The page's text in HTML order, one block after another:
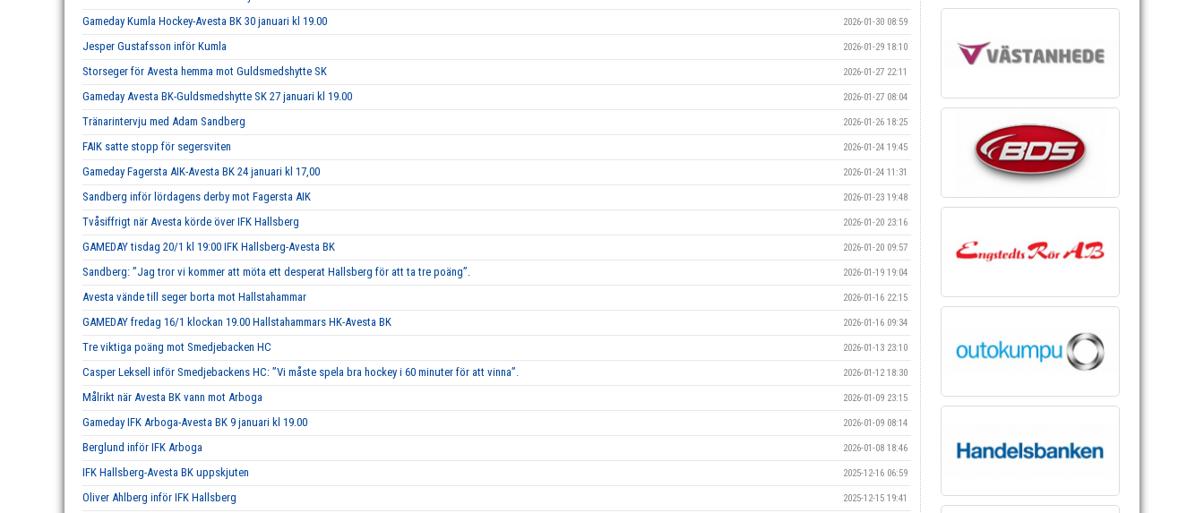
Gameday Kumla Hockey-Avesta BK 30 januari kl 19.00 2026-01-30 08:59
Jesper Gustafsson inför Kumla 2026-01-29 18:10
Storseger för Avesta hemma mot Guldsmedshytte SK 2026-01-27 22:11
Gameday Avesta BK-Guldsmedshytte SK 27 januari kl 19.00 2026-01-27 08:04
Tränarintervju med Adam Sandberg 2026-01-26 18:25
FAIK satte stopp för segersviten 2026-01-24 19:45
Gameday Fagersta AIK-Avesta BK 24 januari kl 17,00 2026-01-24 11:31
Sandberg inför lördagens derby mot Fagersta AIK 2026-01-23 19:48
Tvåsiffrigt när Avesta körde över IFK Hallsberg 2026-01-20 23:16
GAMEDAY tisdag 20/1 kl 19:00 IFK Hallsberg-Avesta BK 2026-01-20 09:57
Sandberg: ”Jag tror vi kommer att möta ett desperat Hallsberg för att ta tre poäng”. 2026-01-19 19:04
Avesta vände till seger borta mot Hallstahammar 2026-01-16 22:15
GAMEDAY fredag 16/1 klockan 19.00 Hallstahammars HK-Avesta BK 2026-01-16 09:34
Tre viktiga poäng mot Smedjebacken HC 2026-01-13 23:10
Casper Leksell inför Smedjebackens HC: ”Vi måste spela bra hockey i 60 minuter för att vinna”. 2026-01-12 18:30
Målrikt när Avesta BK vann mot Arboga 2026-01-09 23:15
Gameday IFK Arboga-Avesta BK 9 januari kl 19.00 2026-01-09 08:14
Berglund inför IFK Arboga 2026-01-08 18:46
IFK Hallsberg-Avesta BK uppskjuten 2025-12-16 06:59
Oliver Ahlberg inför IFK Hallsberg 2025-12-15 19:41